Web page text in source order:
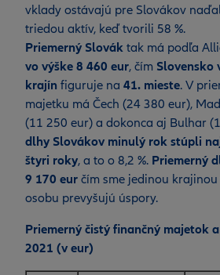
vklady ostávajú pre Slovákov
triedou aktív, keď tvorili 58 %.
Priemerný Slovák tak má podľa
vo výške 8 460 eur, čím Slovensko
krajín figuruje na 41. mieste. V
majetku má Čech (24 380 eur),
(11 250 eur) a dokonca aj Bulhar
dlhy Slovákov minulý rok stúpli
štyri roky, a to o 8,2 %. Priemerný
9 170 eur čím sme jedinou
osobu prevyšujú úspory.
Priemerný čistý finančný majetok
2021 (v eur)